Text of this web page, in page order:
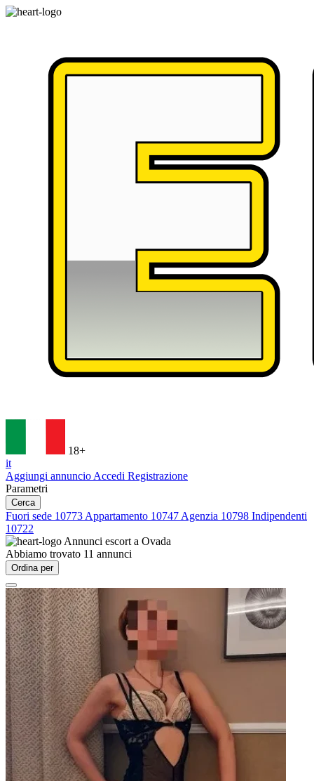
18+
it
Aggiungi annuncio Accedi Registrazione
Parametri
Cerca
Fuori sede 10773 Appartamento 10747 Agenzia 10798 Indipendenti
10722
Annunci escort a Ovada
Abbiamo trovato 11 annunci
Ordina per